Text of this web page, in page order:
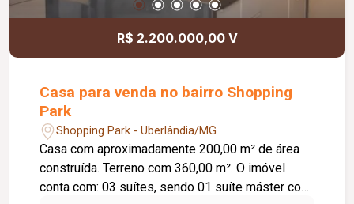
R$ 2.200.000,00 V
Casa para venda no bairro Shopping
Park
Shopping Park - Uberlândia/MG
Casa com aproximadamente 200,00 m² de área
construída. Terreno com 360,00 m². O imóvel
conta com: 03 suítes, sendo 01 suíte máster com